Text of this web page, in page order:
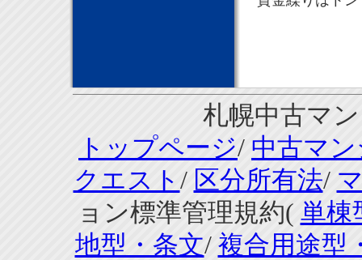
札幌中古マ
トップページ/ 中古マ
クエスト / 区分所有法/
ョン標準管理規約( 単棟
地型・条文/ 複合用途型